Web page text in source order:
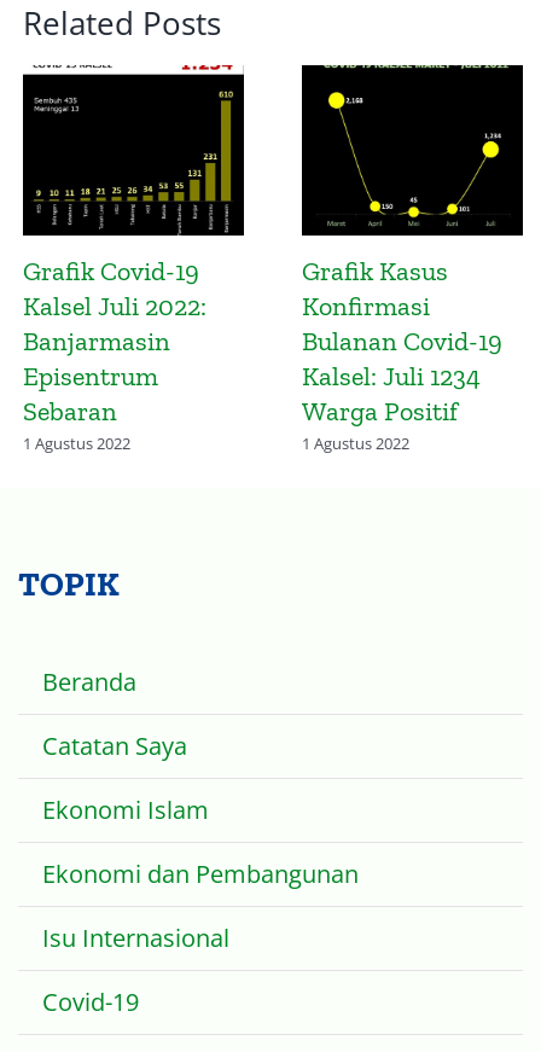
Related Posts
Grafik Kematian di
Kalsel Masih
Terjadi Meski
Gelombang
Omicron Melandai
17 Maret 2022
Peta Konsentrasi
Penduduk Hulu
Sungai Utara dan
Sungai Nagara
20 Januari 2023
TOPIK
Beranda
Catatan Saya
Ekonomi Islam
Ekonomi dan Pembangunan
Isu Internasional
Covid-19